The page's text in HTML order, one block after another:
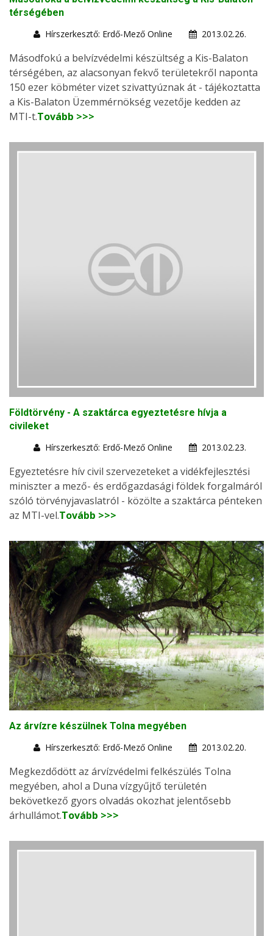
térségében
Hírszerkesztő: Erdő-Mező Online
2013.02.26.
Másodfokú a belvízvédelmi készültség a Kis-Balaton
térségében, az alacsonyan fekvő területekről naponta
150 ezer köbméter vizet szivattyúznak át - tájékoztatta
a Kis-Balaton Üzemmérnökség vezetője kedden az
MTI-t.Tovább >>>
Földtörvény - A szaktárca egyeztetésre hívja a
civileket
Hírszerkesztő: Erdő-Mező Online
2013.02.23.
Egyeztetésre hív civil szervezeteket a vidékfejlesztési
miniszter a mező- és erdőgazdasági földek forgalmáról
szóló törvényjavaslatról - közölte a szaktárca pénteken
az MTI-vel.Tovább >>>
Az árvízre készülnek Tolna megyében
Hírszerkesztő: Erdő-Mező Online
2013.02.20.
Megkezdődött az árvízvédelmi felkészülés Tolna
megyében, ahol a Duna vízgyűjtő területén
bekövetkező gyors olvadás okozhat jelentősebb
árhullámot.Tovább >>>